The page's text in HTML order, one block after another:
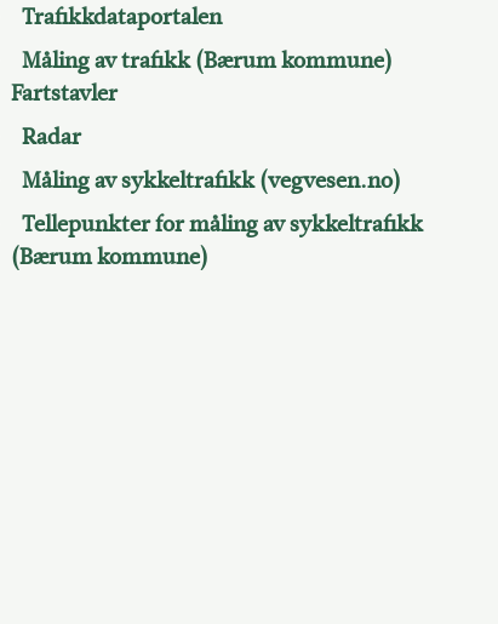
Trafikkdataportalen
Måling av trafikk (Bærum kommune)
Fartstavler
Radar
Måling av sykkeltrafikk (vegvesen.no)
Tellepunkter for måling av sykkeltrafikk
(Bærum kommune)